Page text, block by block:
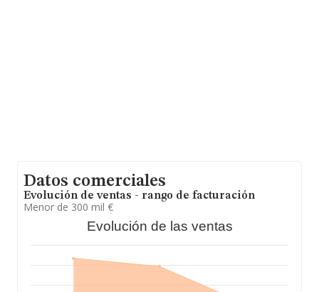
Datos comerciales
Evolución de ventas - rango de facturación
Menor de 300 mil €
Evolución de las ventas